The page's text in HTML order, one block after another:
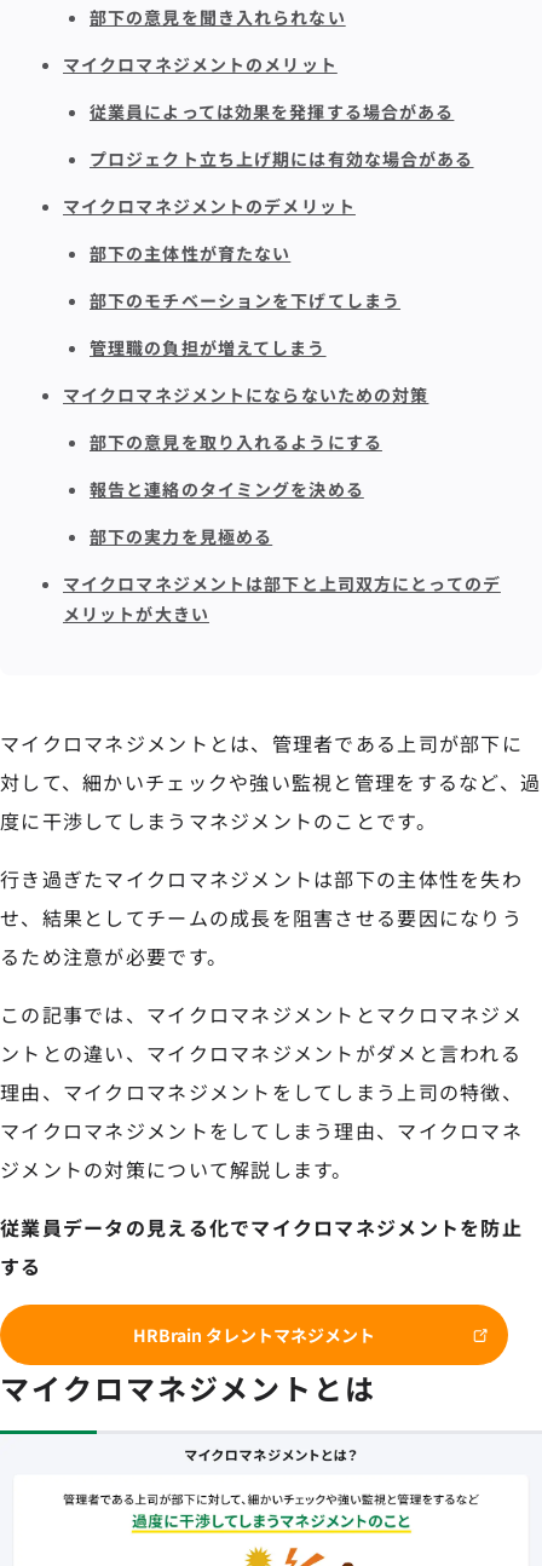
部下の意見を聞き入れられない
マイクロマネジメントのメリット
従業員によっては効果を発揮する場合がある
プロジェクト立ち上げ期には有効な場合がある
マイクロマネジメントのデメリット
部下の主体性が育たない
部下のモチベーションを下げてしまう
管理職の負担が増えてしまう
マイクロマネジメントにならないための対策
部下の意見を取り入れるようにする
報告と連絡のタイミングを決める
部下の実力を見極める
マイクロマネジメントは部下と上司双方にとってのデ
メリットが大きい
マイクロマネジメントとは、管理者である上司が部下に
対して、細かいチェックや強い監視と管理をするなど、過
度に干渉してしまうマネジメントのことです。
行き過ぎたマイクロマネジメントは部下の主体性を失わ
せ、結果としてチームの成長を阻害させる要因になりう
るため注意が必要です。
この記事では、マイクロマネジメントとマクロマネジメ
ントとの違い、マイクロマネジメントがダメと言われる
理由、マイクロマネジメントをしてしまう上司の特徴、
マイクロマネジメントをしてしまう理由、マイクロマネ
ジメントの対策について解説します。
従業員データの見える化でマイクロマネジメントを防止
する
HRBrain タレントマネジメント
マイクロマネジメントとは